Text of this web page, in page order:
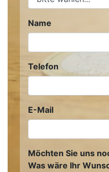
Name
Telefon
E-Mail
Möchten Sie uns
Was wäre Ihr